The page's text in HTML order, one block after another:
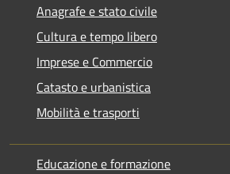
Anagrafe e stato civile
Cultura e tempo libero
Imprese e Commercio
Catasto e urbanistica
Mobilità e trasporti
Educazione e formazione